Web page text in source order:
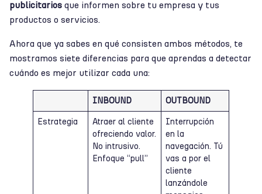
publicitarios que informen sobre tu empresa y tus
productos o servicios.
Ahora que ya sabes en qué consisten ambos métodos, te
mostramos siete diferencias para que aprendas a detectar
cuándo es mejor utilizar cada una:
INBOUND OUTBOUND
Estrategia
Atraer al cliente
ofreciendo valor.
No intrusivo.
Enfoque “pull”
Interrupción
en la
navegación. Tú
vas a por el
cliente
lanzándole